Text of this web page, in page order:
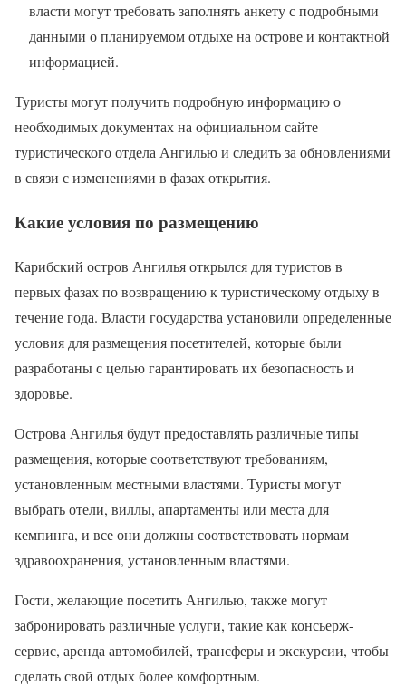
власти могут требовать заполнять анкету с подробными
данными о планируемом отдыхе на острове и контактной
информацией.
Туристы могут получить подробную информацию о
необходимых документах на официальном сайте
туристического отдела Ангилью и следить за обновлениями
в связи с изменениями в фазах открытия.
Какие условия по размещению
Карибский остров Ангилья открылся для туристов в
первых фазах по возвращению к туристическому отдыху в
течение года. Власти государства установили определенные
условия для размещения посетителей, которые были
разработаны с целью гарантировать их безопасность и
здоровье.
Острова Ангилья будут предоставлять различные типы
размещения, которые соответствуют требованиям,
установленным местными властями. Туристы могут
выбрать отели, виллы, апартаменты или места для
кемпинга, и все они должны соответствовать нормам
здравоохранения, установленным властями.
Гости, желающие посетить Ангилью, также могут
забронировать различные услуги, такие как консьерж-
сервис, аренда автомобилей, трансферы и экскурсии, чтобы
сделать свой отдых более комфортным.